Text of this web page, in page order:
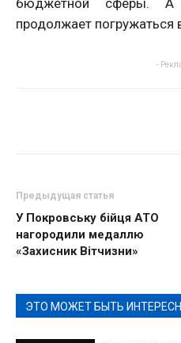
бюджетной сферы.
продолжает
-
Предыдущая статья
У Покровську бійця АТО
нагородили медаллю
«Захисник Вітчизни»
ЭТО МОЖЕТ БЫТЬ